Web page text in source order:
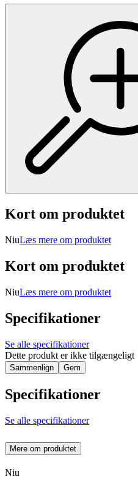
Kort om produktet
NiuLæs mere om produktet
Kort om produktet
NiuLæs mere om produktet
Specifikationer
Se alle specifikationer
Dette produkt er ikke tilgængeligt
Sammenlign Gem
Specifikationer
Se alle specifikationer
Mere om produktet
Niu